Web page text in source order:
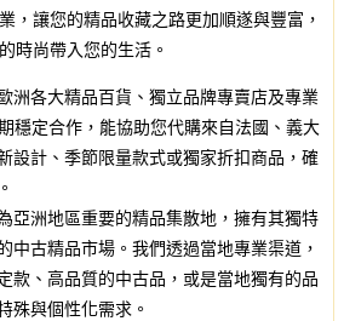
，讓您的精品收藏之路更加順遂與豐富，
時尚帶入您的生活。
洲各大精品百貨、獨立品牌專賣店及專業
穩定合作，能協助您代購來自法國、義大
設計、季節限量款式或獨家折扣商品，確
亞洲地區重要的精品集散地，擁有其獨特
中古精品市場。我們透過當地專業渠道，
款、高品質的中古品，或是當地獨有的品
殊與個性化需求。